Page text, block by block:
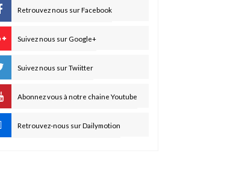
Retrouvez nous sur Facebook
Suivez nous sur Google+
Suivez nous sur Twiitter
Abonnez vous à notre chaine Youtube
Retrouvez-nous sur Dailymotion